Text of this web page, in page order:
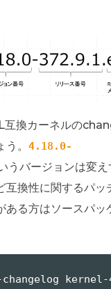
互換カーネルの
。 4.18.0-
うバージョンは変え
互換性に関するパッ
ある方はソースパッ